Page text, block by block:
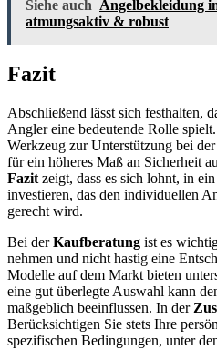
Siehe auch Angelbekleidung
atmungsaktiv & robust
Fazit
Abschließend lässt sich festhalten,
Angler eine bedeutende Rolle
Werkzeug zur Unterstützung bei
für ein höheres Maß an Sicherheit
Fazit zeigt, dass es sich lohnt, in
investieren, das den individuellen
gerecht wird.
Bei derKaufberatung ist es
nehmen und nicht hastig eine
Modelle auf dem Markt bieten
eine gut überlegte Auswahl kann
maßgeblich beeinflussen. In der
Berücksichtigen Sie stets Ihre
spezifischen Bedingungen, unter